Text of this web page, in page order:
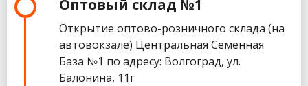
Оптовый склад №1
Открытие оптово-розничного склада (на
автовокзале) Центральная Семенная
База №1 по адресу: Волгоград, ул.
Балонина, 11г